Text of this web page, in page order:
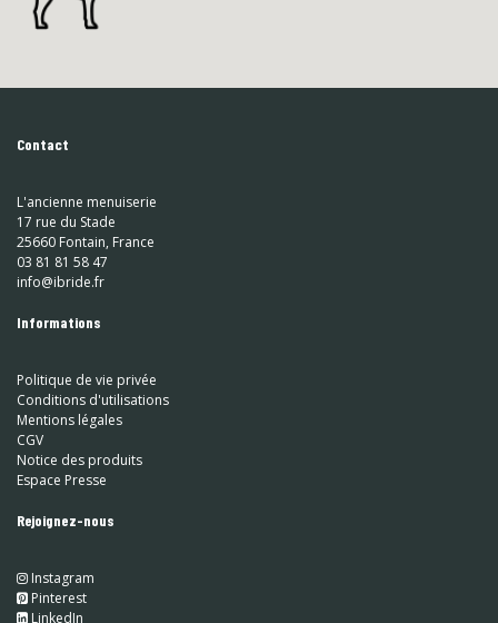
Contact
L'ancienne menuiserie
17 rue du Stade
25660 Fontain, France
03 81 81 58 47
info@ibride.fr
Informations
Politique de vie privée
Conditions d'utilisations
Mentions légales
CGV
Notice des produits
Espace Presse
Rejoignez-nous
Instagram
Pinterest
LinkedIn